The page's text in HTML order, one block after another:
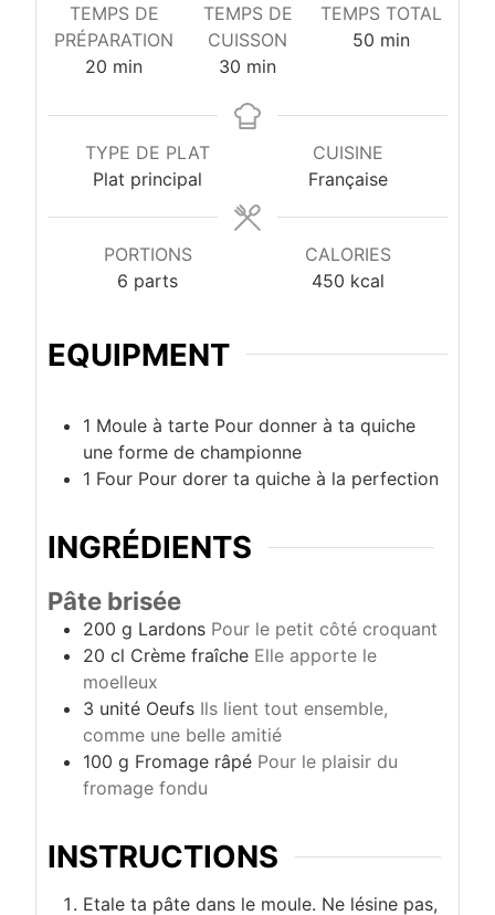
TEMPS DE
PRÉPARATION
20 minutes
min
TEMPS DE
CUISSON
30 minutes
min
TEMPS TOTAL
50minutes
min
TYPE DE PLAT
Plat principal
CUISINE
Française
PORTIONS
6 parts
CALORIES
450 kcal
EQUIPMENT
1 Moule à tarte Pour donner à ta quiche
une forme de championne
1 Four Pour dorer ta quiche à la perfection
INGRÉDIENTS
Pâte brisée
200 g Lardons Pour le petit côté croquant
20 cl Crème fraîche Elle apporte le
moelleux
3 unité Oeufs Ils lient tout ensemble,
comme une belle amitié
100 g Fromage râpé Pour le plaisir du
fromage fondu
INSTRUCTIONS
Etale ta pâte dans le moule. Ne lésine pas,